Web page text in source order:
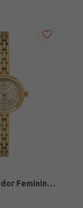
Relógio Condor Feminino DOURADO